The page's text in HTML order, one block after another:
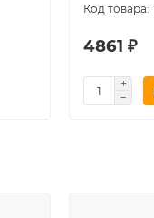
4861 ₽